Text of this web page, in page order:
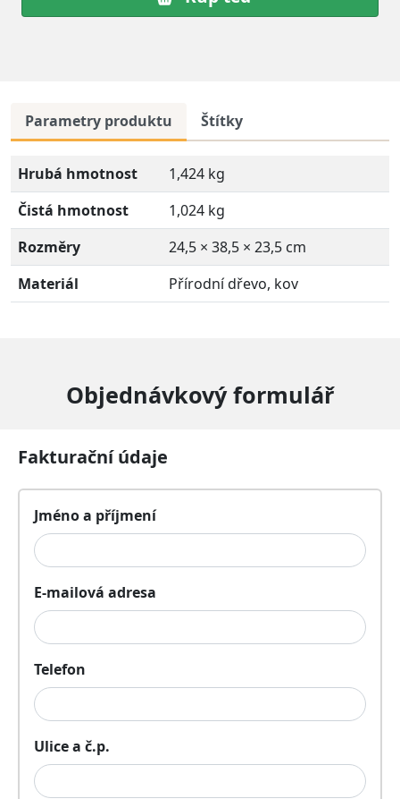
Parametry produktu Štítky
Hrubá hmotnost
1,424 kg
Čistá hmotnost
1,024 kg
Rozměry
24,5 × 38,5 × 23,5 cm
Materiál
Přírodní dřevo, kov
Objednávkový formulář
Fakturační údaje
Jméno a příjmení
E-mailová adresa
Telefon
Ulice a č.p.